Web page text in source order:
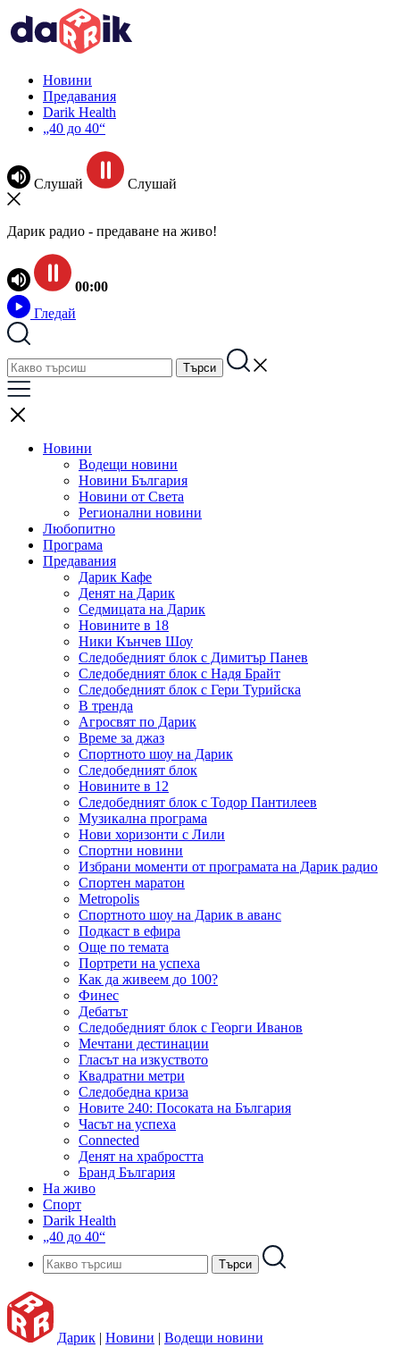
Новини
Предавания
Darik Health
„40 до 40“
Слушай Слушай
Дарик радио - предаване на живо!
00:00
Гледай
Новини
Водещи новини
Новини България
Новини от Света
Регионални новини
Любопитно
Програма
Предавания
Дарик Кафе
Денят на Дарик
Седмицата на Дарик
Новините в 18
Ники Кънчев Шоу
Следобедният блок с Димитър Панев
Следобедният блок с Надя Брайт
Следобедният блок с Гери Турийска
В тренда
Агросвят по Дарик
Време за джаз
Спортното шоу на Дарик
Следобедният блок
Новините в 12
Следобедният блок с Тодор Пантилеев
Музикална програма
Нови хоризонти с Лили
Спортни новини
Избрани моменти от програмата на Дарик радио
Спортен маратон
Metropolis
Спортното шоу на Дарик в аванс
Подкаст в ефира
Още по темата
Портрети на успеха
Как да живеем до 100?
Финес
Дебатът
Следобедният блок с Георги Иванов
Мечтани дестинации
Гласът на изкуството
Квадратни метри
Следобедна криза
Новите 240: Посоката на България
Часът на успеха
Connected
Денят на храбростта
Бранд България
На живо
Спорт
Darik Health
„40 до 40“
Дарик | Новини | Водещи новини